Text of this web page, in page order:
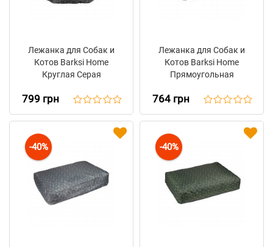
Лежанка для Собак и
Котов Barksi Home
Круглая Серая
799 грн
Лежанка для Собак и
Котов Barksi Home
Прямоугольная
764 грн
-40% -40%